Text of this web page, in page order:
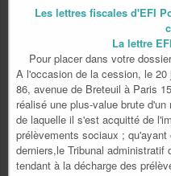
Les lettres fiscales d'EFI
La lettre
Pour placer dans votre
A l'occasion de la cession, le
86, avenue de Breteuil à Paris
réalisé une plus-value brute
de laquelle il s'est acquitté de
prélèvements sociaux ;
derniers,le Tribunal
tendant à la décharge des